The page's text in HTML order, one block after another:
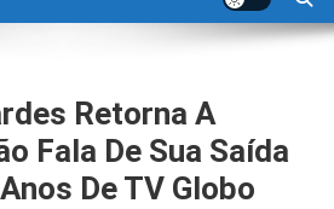
Retorna A
Fala De Sua Saída
De TV Globo